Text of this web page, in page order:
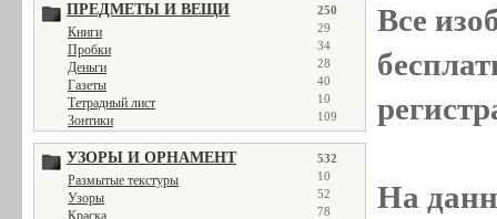
ПРЕДМЕТЫ И ВЕЩИ 250
Книги 29
Пробки 34
Деньги 28
Газеты 40
Тетрадный лист 10
Зонтики 109
УЗОРЫ И ОРНАМЕНТ 532
Размытые текстуры 10
Узоры 52
Краска 78
Все
На